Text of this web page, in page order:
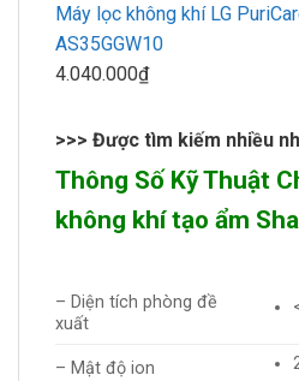
Máy lọc không khí LG
AS35GGW10
4.040.000₫
>>> Được tìm kiếm nhiều
Thông Số Kỹ Thuật
không khí tạo ẩm
– Diện tích phòng đề
xuất
– Mật độ ion